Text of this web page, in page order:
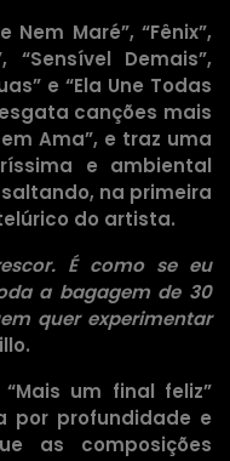
Maré”, “Fênix”,
“Sensível Demais”,
e “Ela Une Todas
canções mais
Ama”, e traz uma
e ambiental
na primeira
do artista.
É como se eu
a bagagem de 30
quer experimentar
um final feliz”
por profundidade e
as composições